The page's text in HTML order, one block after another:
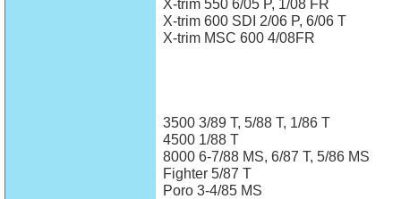
X-trim 550 6/05 P, 1/08 FR
X-trim 600 SDI 2/06 P, 6/06 T
X-trim MSC 600 4/08FR
3500 3/89 T, 5/88 T, 1/86 T
4500 1/88 T
8000 6-7/88 MS, 6/87 T, 5/86 MS
Fighter 5/87 T
Poro 3-4/85 MS